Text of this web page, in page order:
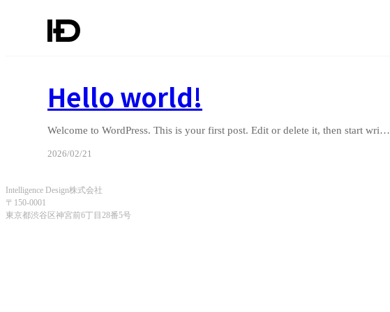
Hello world!
Welcome to WordPress. This is your first post. Edit or delete it, then start wri…
2026/02/21
Intelligence Design株式会社
〒150-0001
東京都渋谷区神宮前6丁目28番5号